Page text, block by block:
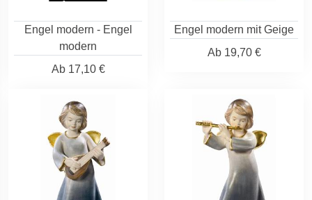
Engel modern - Engel
modern
Ab17,10 €
Engel modern mit Geige
Ab19,70 €